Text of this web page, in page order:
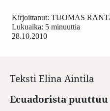
28.10.2010
Kirjoittanut: TUOMAS
Lukuaika: 5 minuuttia
Teksti Elina Aintila
Ecuadorista